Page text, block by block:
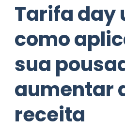
Tarifa day
como
sua
aumentar
receita